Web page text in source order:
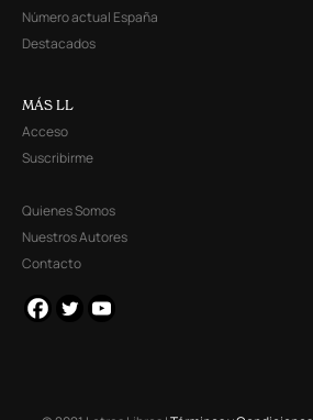
Número actual España
Destacados
MÁS LL
Acceso
Suscribirme
Quienes Somos
Nuestros Autores
Contacto